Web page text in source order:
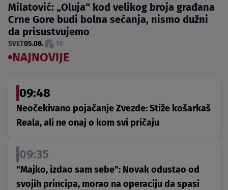
Milatović: „Oluja“ kod velikog broja građana
Crne Gore budi bolna sećanja, nismo dužni
da prisustvujemo
SVET05.08. 16
NAJNOVIJE
09:48
Neočekivano pojačanje Zvezde: Stiže košarkaš
Reala, ali ne onaj o kom svi pričaju
09:35
"Majko, izdao sam sebe": Novak odustao od
svojih principa, morao na operaciju da spasi